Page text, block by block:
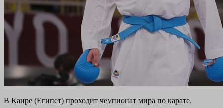
В Каире (Египет) проходит чемпионат мира по карате.